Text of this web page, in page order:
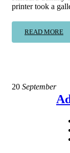
printer took a
READ MORE
20 September